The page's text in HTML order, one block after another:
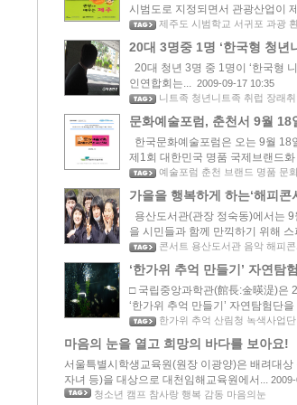
시범도로 지정되면서 관광산업이
제주도 시범학교 서귀포 과광
20대 3명중 1명 ‘한국형 청년
20대 청년 3명 중 1명이 ‘한국형
인연합회는... 2009-09-17 10:35
니트족 청년니트족 취럽 장래
문화예술포럼, 춘천서 9월 18
한국문화예술포럼은 오는 9월 18
제1회 대한민국 명품 국제브랜드
예술포럼 춘천 브랜드 명품 문
가을을 행복하게 하는‘해피콘
용산도서관(관장 정숙동)에서는
을 시민들과 함께 만끽하기 위해
콘서트 용산도서관 음악 해피
‘한가위 추억 만들기’ 자연탐
□ 국립중앙과학관(館長:金暎湜)은
‘한가위 추억 만들기’ 자연탐험단을
한가위 추억 산림청 녹색사업
마음의 눈을 열고 희망의 바다를 보아요!
서울특별시학생교육원(원장 이광양)은 배려대
자녀 등)을 대상으로 대천임해교육원에서...
청소년 캠프 참사랑 행복 감동 마음의눈